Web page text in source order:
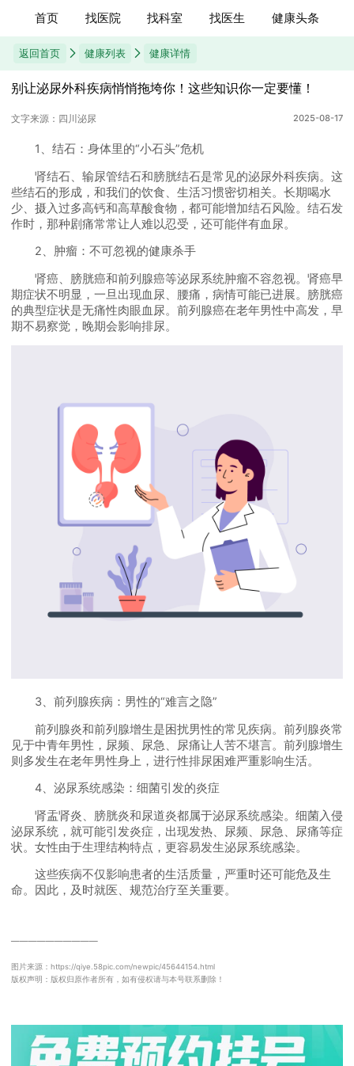
首页 找医院 找科室 找医生 健康头条
返回首页 健康列表 健康详情
别让泌尿外科疾病悄悄拖垮你！这些知识你一定要懂！
文字来源：四川泌尿 2025-08-17
1、结石：身体里的“小石头”危机
肾结石、输尿管结石和膀胱结石是常见的泌尿外科疾病。这
些结石的形成，和我们的饮食、生活习惯密切相关。长期喝水
少、摄入过多高钙和高草酸食物，都可能增加结石风险。结石发
作时，那种剧痛常常让人难以忍受，还可能伴有血尿。
2、肿瘤：不可忽视的健康杀手
肾癌、膀胱癌和前列腺癌等泌尿系统肿瘤不容忽视。肾癌早
期症状不明显，一旦出现血尿、腰痛，病情可能已进展。膀胱癌
的典型症状是无痛性肉眼血尿。前列腺癌在老年男性中高发，早
期不易察觉，晚期会影响排尿。
3、前列腺疾病：男性的“难言之隐”
前列腺炎和前列腺增生是困扰男性的常见疾病。前列腺炎常
见于中青年男性，尿频、尿急、尿痛让人苦不堪言。前列腺增生
则多发生在老年男性身上，进行性排尿困难严重影响生活。
4、泌尿系统感染：细菌引发的炎症
肾盂肾炎、膀胱炎和尿道炎都属于泌尿系统感染。细菌入侵
泌尿系统，就可能引发炎症，出现发热、尿频、尿急、尿痛等症
状。女性由于生理结构特点，更容易发生泌尿系统感染。
这些疾病不仅影响患者的生活质量，严重时还可能危及生
命。因此，及时就医、规范治疗至关重要。
──────────
图片来源：https://qiye.58pic.com/newpic/45644154.html
版权声明：版权归原作者所有，如有侵权请与本号联系删除！